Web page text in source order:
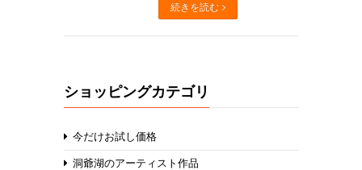
続きを読む
ショッピングカテゴリ
今だけお試し価格
洞爺湖のアーティスト作品